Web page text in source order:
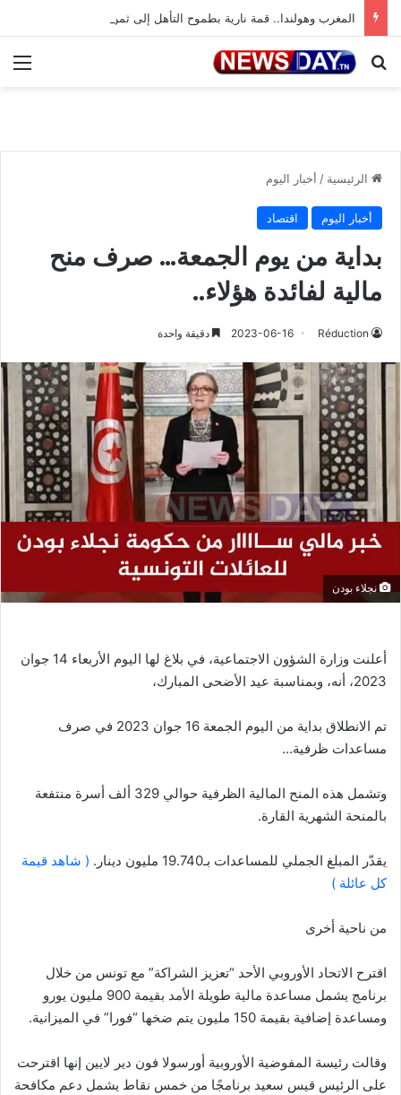
المغرب وهولندا.. قمة نارية بطموح التأهل إلى ثمن النهائي
بحث عن
الرئيسية / أخبار اليوم
أخبار اليوم اقتصاد
بداية من يوم الجمعة… صرف منح
مالية لفائدة هؤلاء..
Réduction
2023-06-16 دقيقة واحدة
نجلاء بودن
أعلنت وزارة الشؤون الاجتماعية، في بلاغ لها اليوم الأربعاء 14 جوان
2023، أنه، وبمناسبة عيد الأضحى المبارك،
تم الانطلاق بداية من اليوم الجمعة 16 جوان 2023 في صرف
مساعدات ظرفية…
وتشمل هذه المنح المالية الظرفية حوالي 329 ألف أسرة منتفعة
بالمنحة الشهرية القارة.
يقدّر المبلغ الجملي للمساعدات بـ19.740 مليون دينار.
( شاهد قيمة
كل عائلة )
من ناحية أخرى
اقترح الاتحاد الأوروبي الأحد “تعزيز الشراكة” مع تونس من خلال
برنامج يشمل مساعدة مالية طويلة الأمد بقيمة 900 مليون يورو
ومساعدة إضافية بقيمة 150 مليون يتم ضخها “فورا” في الميزانية.
وقالت رئيسة المفوضية الأوروبية أورسولا فون دير لايين إنها اقترحت
على الرئيس قيس سعيد برنامجًا من خمس نقاط يشمل دعم مكافحة